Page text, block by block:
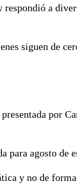
a
siguen de
por
para agosto de
y no de